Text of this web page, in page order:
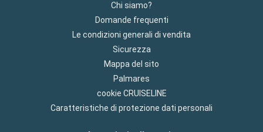
Chi siamo?
Domande frequenti
Le condizioni generali di vendita
Sicurezza
Mappa del sito
Palmares
cookie CRUISELINE
Caratteristiche di protezione dati personali